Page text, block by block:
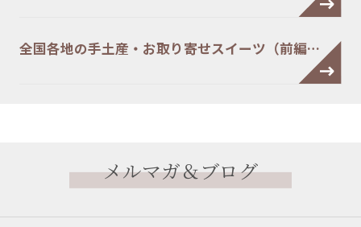
全国各地の手土産・お取り寄せスイーツ（前編…
メルマガ＆ブログ